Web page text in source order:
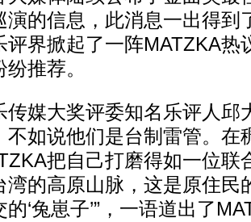
演的信息，此消息一出得到
评界掀起了一阵MATZKA热
推荐。
大奖评委知名乐评人邱
不如说他们是台制雷管。在
把自己打磨得如一位联
湾的高原山脉，这是原住民
‘兔崽子’”，一语道出了